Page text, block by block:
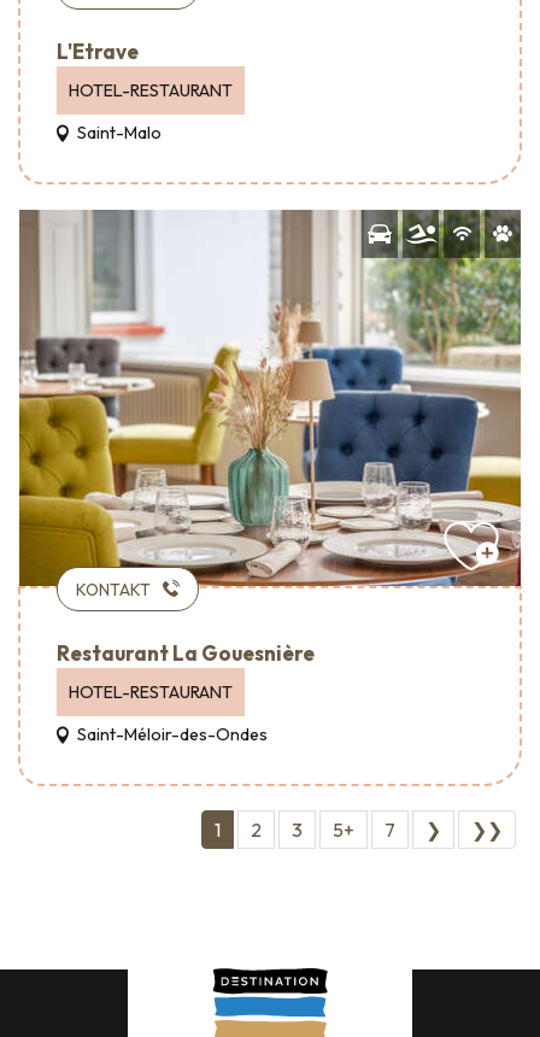
L'Etrave
HOTEL-RESTAURANT
Saint-Malo
KONTAKT
Restaurant La Gouesnière
HOTEL-RESTAURANT
Saint-Méloir-des-Ondes
1 2 3 5+ 7 ❯ ❯❯
EINE DESTINATION, DIE FÜR ALLE ZUGÄNGLICH IST!